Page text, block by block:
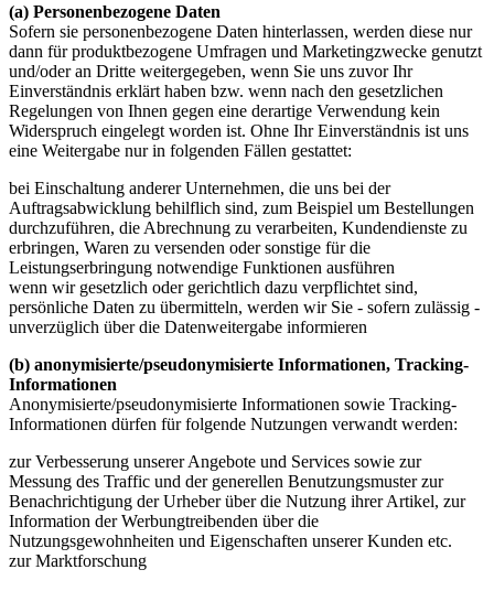
(a) Personenbezogene Daten
Sofern sie personenbezogene Daten hinterlassen, werden diese nur
dann für produktbezogene Umfragen und Marketingzwecke genutzt
und/oder an Dritte weitergegeben, wenn Sie uns zuvor Ihr
Einverständnis erklärt haben bzw. wenn nach den gesetzlichen
Regelungen von Ihnen gegen eine derartige Verwendung kein
Widerspruch eingelegt worden ist. Ohne Ihr Einverständnis ist uns
eine Weitergabe nur in folgenden Fällen gestattet:
bei Einschaltung anderer Unternehmen, die uns bei der
Auftragsabwicklung behilflich sind, zum Beispiel um Bestellungen
durchzuführen, die Abrechnung zu verarbeiten, Kundendienste zu
erbringen, Waren zu versenden oder sonstige für die
Leistungserbringung notwendige Funktionen ausführen
wenn wir gesetzlich oder gerichtlich dazu verpflichtet sind,
persönliche Daten zu übermitteln, werden wir Sie - sofern zulässig -
unverzüglich über die Datenweitergabe informieren
(b) anonymisierte/pseudonymisierte Informationen, Tracking-
Informationen
Anonymisierte/pseudonymisierte Informationen sowie Tracking-
Informationen dürfen für folgende Nutzungen verwandt werden:
zur Verbesserung unserer Angebote und Services sowie zur
Messung des Traffic und der generellen Benutzungsmuster zur
Benachrichtigung der Urheber über die Nutzung ihrer Artikel, zur
Information der Werbungtreibenden über die
Nutzungsgewohnheiten und Eigenschaften unserer Kunden etc.
zur Marktforschung